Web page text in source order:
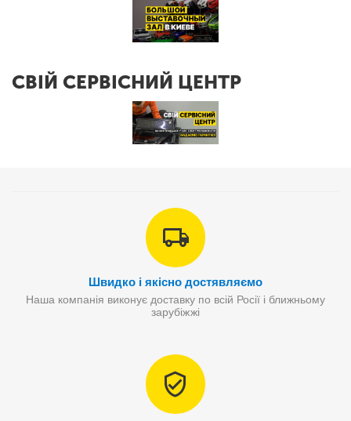
СВІЙ СЕРВІСНИЙ ЦЕНТР
Швидко і якісно достявляємо
Наша компанія виконує доставку по всій Росії і ближньому
зарубіжжі